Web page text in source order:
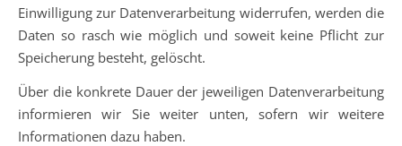
Einwilligung zur Datenverarbeitung widerrufen, werden die
Daten so rasch wie möglich und soweit keine Pflicht zur
Speicherung besteht, gelöscht.
Über die konkrete Dauer der jeweiligen Datenverarbeitung
informieren wir Sie weiter unten, sofern wir weitere
Informationen dazu haben.